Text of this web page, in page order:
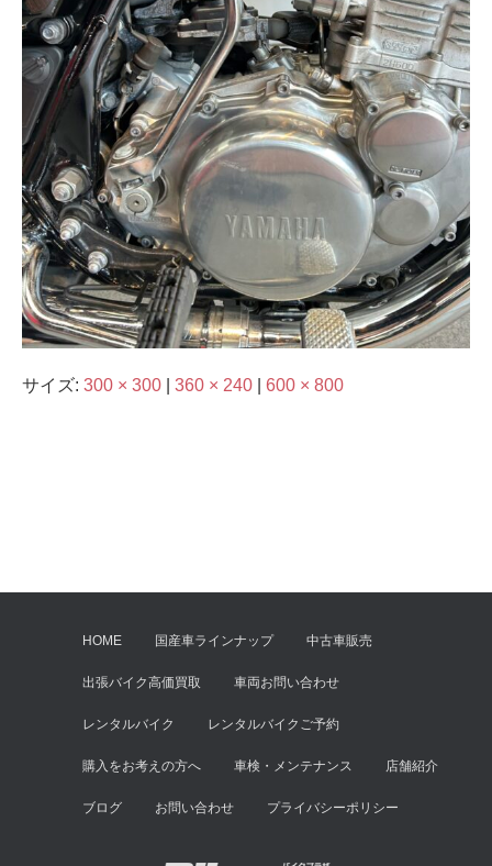
サイズ: 300 × 300 360 × 240 600 × 800
HOME 国産車ラインナップ 中古車販売
出張バイク高価買取 車両お問い合わせ
レンタルバイク レンタルバイクご予約
購入をお考えの方へ 車検・メンテナンス 店舗紹介
ブログ お問い合わせ プライバシーポリシー